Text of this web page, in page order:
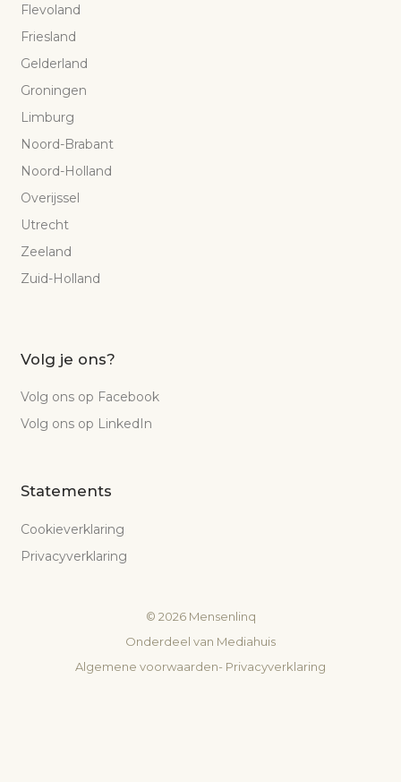
Flevoland
Friesland
Gelderland
Groningen
Limburg
Noord-Brabant
Noord-Holland
Overijssel
Utrecht
Zeeland
Zuid-Holland
Volg je ons?
Volg ons op Facebook
Volg ons op LinkedIn
Statements
Cookieverklaring
Privacyverklaring
© 2026Mensenlinq
Onderdeel van Mediahuis
Algemene voorwaarden- Privacyverklaring